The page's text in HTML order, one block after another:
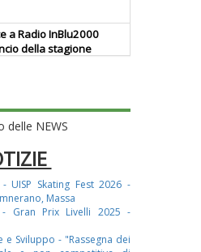
a Radio InBlu2000
della stagione
Uisp rallenta ma
in estate
nel Cda di
delle NEWS
UISP Skating Fest 2026 -
Massa
Gran Prix Livelli 2025 -
e Sviluppo - "Rassegna dei